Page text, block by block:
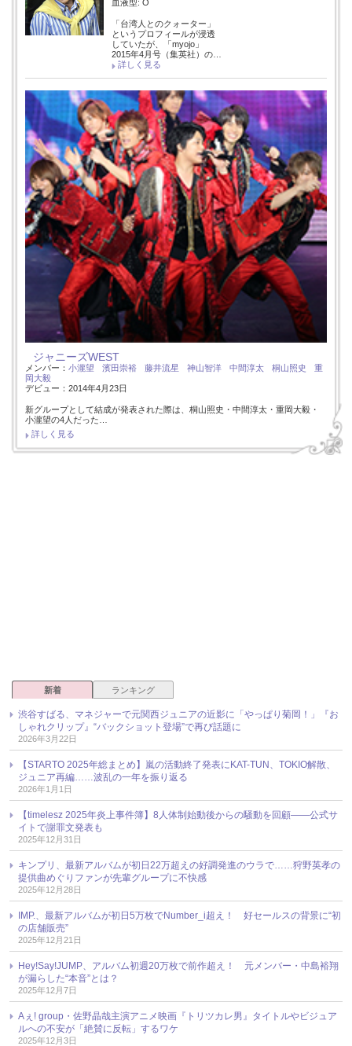
血液型: O
「台湾人とのクォーター」
というプロフィールが浸透
していたが、「myojo」
2015年4月号（集英社）の…
詳しく見る
ジャニーズWEST
メンバー： 小瀧望 濱田崇裕 藤井流星 神山智洋 中間淳太 桐山照史
重
岡大毅
デビュー：2014年4月23日
新グループとして結成が発表された際は、桐山照史・中間淳太・重岡大毅・
小瀧望の4人だった…
詳しく見る
新着 ランキング
渋谷すばる、マネジャーで元関西ジュニアの近影に「やっぱり菊岡！」『お
しゃれクリップ』“バックショット登場”で再び話題に
2026年3月22日
【STARTO 2025年総まとめ】嵐の活動終了発表にKAT-TUN、TOKIO解散、
ジュニア再編……波乱の一年を振り返る
2026年1月1日
【timelesz 2025年炎上事件簿】8人体制始動後からの騒動を回顧――公式サ
イトで謝罪文発表も
2025年12月31日
キンプリ、最新アルバムが初日22万超えの好調発進のウラで……狩野英孝の
提供曲めぐりファンが先輩グループに不快感
2025年12月28日
IMP.、最新アルバムが初日5万枚でNumber_i超え！ 好セールスの背景に“初
の店舗販売”
2025年12月21日
Hey!Say!JUMP、アルバム初週20万枚で前作超え！ 元メンバー・中島裕翔
が漏らした“本音”とは？
2025年12月7日
Aぇ! group・佐野晶哉主演アニメ映画『トリツカレ男』タイトルやビジュア
ルへの不安が「絶賛に反転」するワケ
2025年12月3日